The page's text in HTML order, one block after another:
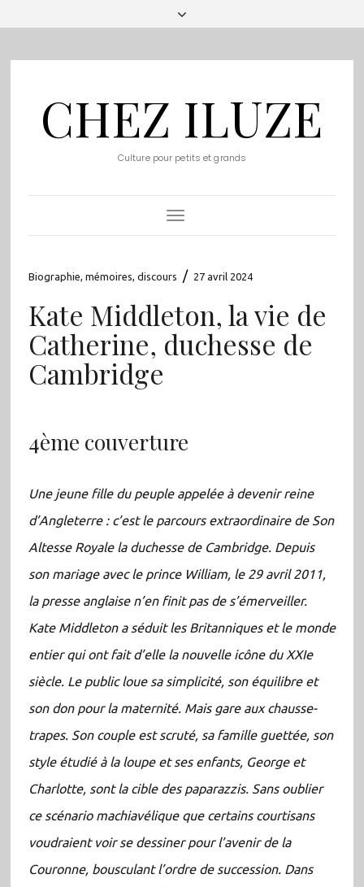
CHEZ ILUZE
Culture pour petits et grands
Toggle
Navigation
Biographie, mémoires, discours / 27 avril 2024
Kate Middleton, la vie de
Catherine, duchesse de
Cambridge
4ème couverture
Une jeune fille du peuple appelée à devenir reine
d’Angleterre : c’est le parcours extraordinaire de Son
Altesse Royale la duchesse de Cambridge. Depuis
son mariage avec le prince William, le 29 avril 2011,
la presse anglaise n’en finit pas de s’émerveiller.
Kate Middleton a séduit les Britanniques et le monde
entier qui ont fait d’elle la nouvelle icône du XXIe
siècle. Le public loue sa simplicité, son équilibre et
son don pour la maternité. Mais gare aux chausse-
trapes. Son couple est scruté, sa famille guettée, son
style étudié à la loupe et ses enfants, George et
Charlotte, sont la cible des paparazzis. Sans oublier
ce scénario machiavélique que certains courtisans
voudraient voir se dessiner pour l’avenir de la
Couronne, bousculant l’ordre de succession. Dans